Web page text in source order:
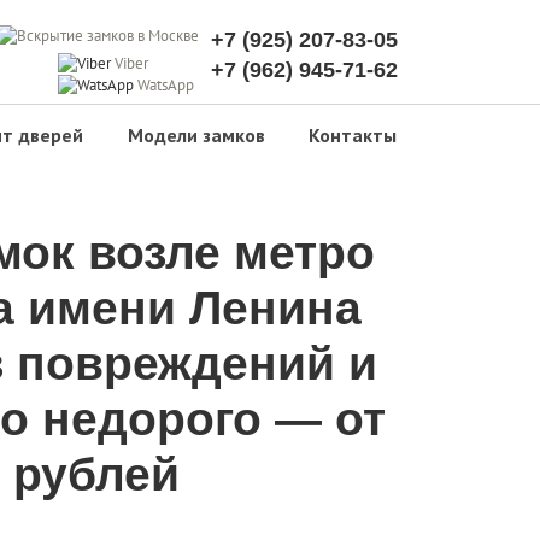
+7 (925) 207-83-05
+7 (962) 945-71-62
Viber
WatsApp
дверей Модели замков Контакты
возле метро
имени Ленина
повреждений и
недорого — от
рублей